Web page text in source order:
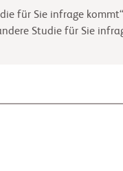
für Sie infrage
Studie für Sie